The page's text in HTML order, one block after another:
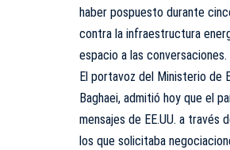
haber pospuesto durante
contra la infraestructura
espacio a las conversaciones.
El portavoz del Ministerio de
Baghaei, admitió hoy que el
mensajes de EE.UU. a través
los que solicitaba